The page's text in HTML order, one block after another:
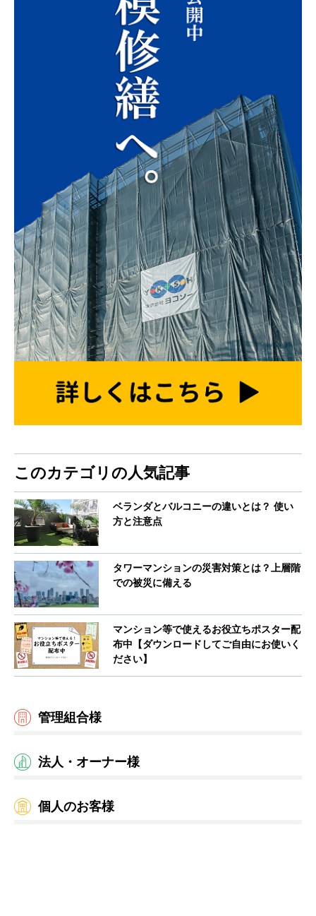
このカテゴリの人気記事
ベランダとバルコニーの違いとは？ 使い
方と注意点
タワーマンションの災害対策とは？上層階
での被災に備える
マンション等で使えるお役立ちポスター配
布中【ダウンロードしてご自由にお使いく
ださい】
管理組合様
法人・オーナー様
個人のお客様